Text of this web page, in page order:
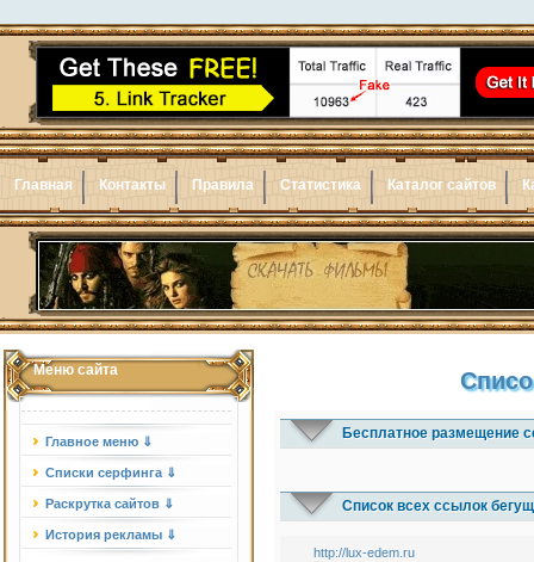
Главная Контакты Правила Статистика Каталог сайтов
Меню сайта
Главное меню ⇓
Списки серфинга ⇓
Раскрутка сайтов ⇓
История рекламы ⇓
Бесплатное размещение
Список всех ссылок
http://lux-edem.ru